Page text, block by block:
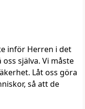
inför Herren i det
själva. Vi måste
Låt oss göra
så att de